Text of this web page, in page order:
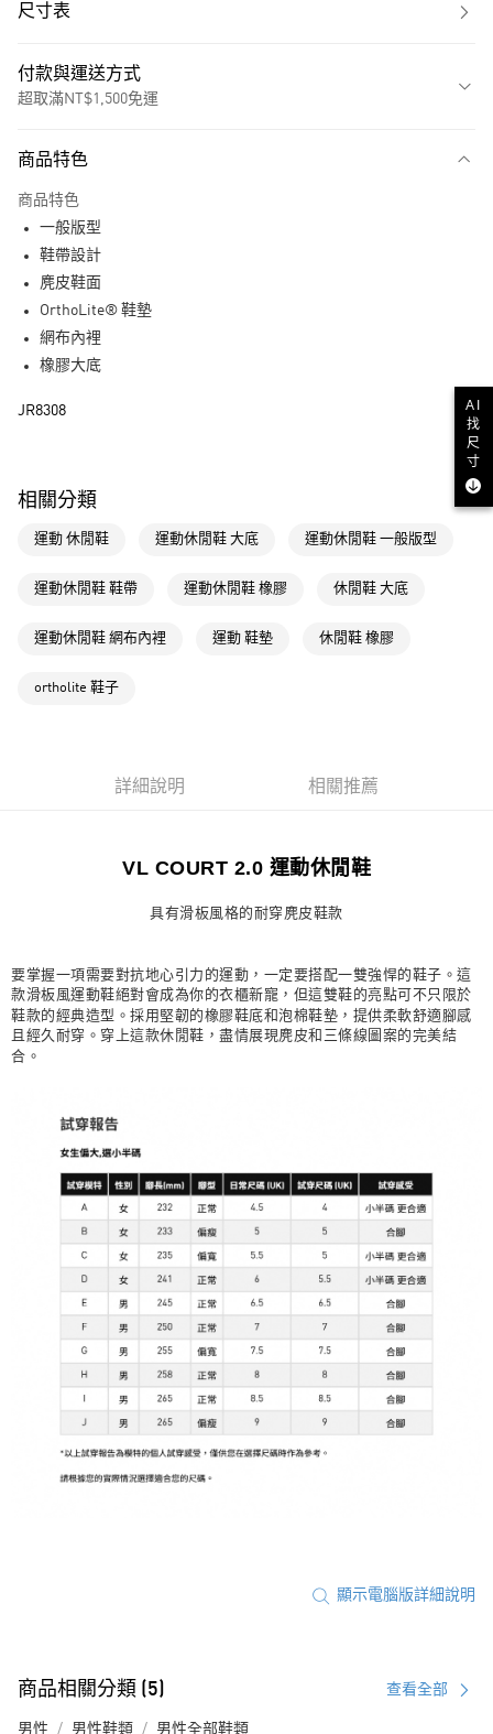
尺寸表
付款與運送方式
超取滿NT$1,500免運
LINE Pay
每筆NT$80，滿NT$1,500(含以上)免運費
每筆NT$80，滿NT$1,500(含以上)免運費
萊爾富取貨付款
付款後萊爾富取貨
每筆NT$80，滿NT$1,500(含以上)免運費
每筆NT$80，滿NT$1,500(含以上)免運費
商品特色
商品特色
一般版型
鞋帶設計
麂皮鞋面
OrthoLite® 鞋墊
網布內裡
橡膠大底
JR8308
相關分類
運動 休閒鞋 運動休閒鞋 大底 運動休閒鞋 一般版型
運動休閒鞋 鞋帶 運動休閒鞋 橡膠 休閒鞋 大底
運動休閒鞋 網布內裡 運動 鞋墊 休閒鞋 橡膠
ortholite 鞋子
詳細說明 相關推薦
VL COURT 2.0 運動休閒鞋
具有滑板風格的耐穿麂皮鞋款
要掌握一項需要對抗地心引力的運動，一定要搭配一雙強悍的鞋子。這
款滑板風運動鞋絕對會成為你的衣櫃新寵，但這雙鞋的亮點可不只限於
鞋款的經典造型。採用堅韌的橡膠鞋底和泡棉鞋墊，提供柔軟舒適腳感
且經久耐穿。穿上這款休閒鞋，盡情展現麂皮和三條線圖案的完美結
合。
顯示電腦版詳細說明
商品相關分類 (5) 查看全部
男性 男性鞋類 男性全部鞋類
AI
找
尺
寸